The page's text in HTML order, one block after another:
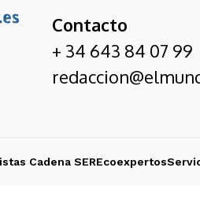
Contacto
+ 34 643 84 07 99
Cadena SEREcoexpertos